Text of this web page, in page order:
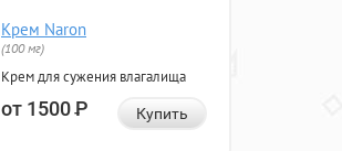
Крем Naron
(100 мг)
Крем для сужения влагалища
от 1500Р Купить